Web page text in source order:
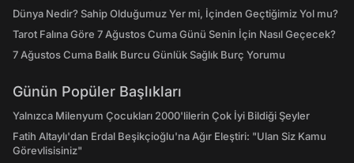
Dünya Nedir? Sahip Olduğumuz Yer mi, İçinden Geçtiğimiz Yol mu?
Tarot Falına Göre 7 Ağustos Cuma Günü Senin İçin Nasıl Geçecek?
7 Ağustos Cuma Balık Burcu Günlük Sağlık Burç Yorumu
Günün Popüler Başlıkları
Yalnızca Milenyum Çocukları 2000'lilerin Çok İyi Bildiği Şeyler
Fatih Altaylı'dan Erdal Beşikçioğlu'na Ağır Eleştiri: "Ulan Siz Kamu
Görevlisisiniz"